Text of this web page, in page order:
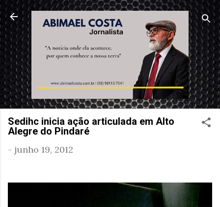
Pular para o conteúdo principal
Sedihc inicia ação articulada em Alto
Alegre do Pindaré
- junho 19, 2012